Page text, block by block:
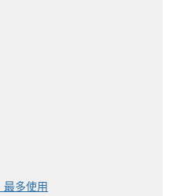
最多使用